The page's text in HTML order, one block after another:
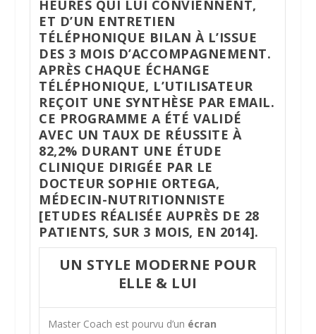
HEURES QUI LUI CONVIENNENT,
ET D’UN ENTRETIEN
TÉLÉPHONIQUE BILAN À L’ISSUE
DES 3 MOIS D’ACCOMPAGNEMENT.
APRÈS CHAQUE ÉCHANGE
TÉLÉPHONIQUE, L’UTILISATEUR
REÇOIT UNE SYNTHÈSE PAR EMAIL.
CE PROGRAMME A ÉTÉ VALIDÉ
AVEC UN TAUX DE RÉUSSITE À
82,2% DURANT UNE ÉTUDE
CLINIQUE DIRIGÉE PAR LE
DOCTEUR SOPHIE ORTEGA,
MÉDECIN-NUTRITIONNISTE
[ETUDES RÉALISÉE AUPRÈS DE 28
PATIENTS, SUR 3 MOIS, EN 2014].
UN STYLE MODERNE POUR
ELLE & LUI
Master Coach est pourvu d’un écran